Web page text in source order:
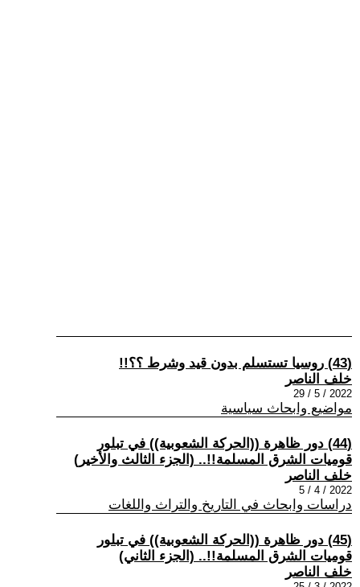
(43) روسيا تستسلم بدون قيد وشرط ؟؟!!
خلف الناصر
2022 / 5 / 29
مواضيع وابحاث سياسية
(44) دور ظاهرة ((الحركة الشعوبية)) في تبلور
قوميات الشرق المسلمة!!.. (الجزء الثالث والأخير)
خلف الناصر
2022 / 4 / 5
دراسات وابحاث في التاريخ والتراث واللغات
(45) دور ظاهرة ((الحركة الشعوبية)) في تبلور
قوميات الشرق المسلمة!!.. (الجزء الثاني)
خلف الناصر